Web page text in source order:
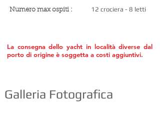
Numero max ospiti : 12 crociera - 8 letti
La consegna dello yacht in località diverse dal
porto di origine è soggetta a costi aggiuntivi.
Galleria Fotografica